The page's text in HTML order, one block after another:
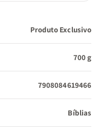
Produto Exclusivo
700 g
7908084619466
Bíblias